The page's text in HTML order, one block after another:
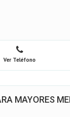
Ver Teléfono
MAYORES